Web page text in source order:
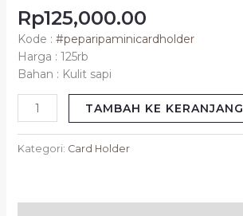
Rp125,000.00
Kode : #peparipaminicardholder
Harga : 125rb
Bahan : Kulit sapi
up)
TAMBAH KE KERANJANG
Kategori: Card Holder